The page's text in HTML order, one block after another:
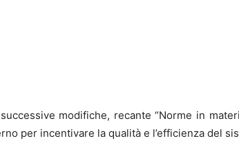
modifiche, recante “Norme in
per incentivare la qualità e l’efficienza del